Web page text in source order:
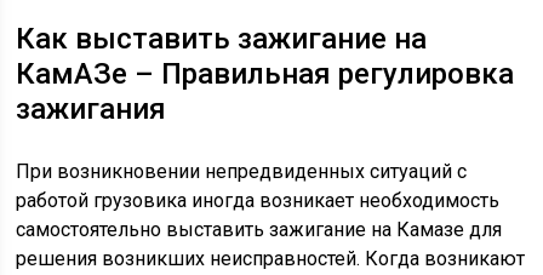
Как выставить зажигание на
КамАЗе – Правильная регулировка
зажигания
При возникновении непредвиденных ситуаций с
работой грузовика иногда возникает необходимость
самостоятельно выставить зажигание на Камазе для
решения возникших неисправностей. Когда возникают